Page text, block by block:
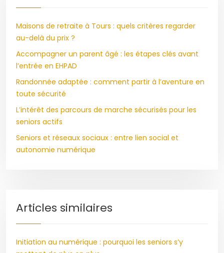
Maisons de retraite à Tours : quels critères regarder
au-delà du prix ?
Accompagner un parent âgé : les étapes clés avant
l’entrée en EHPAD
Randonnée adaptée : comment partir à l’aventure en
toute sécurité
L’intérêt des parcours de marche sécurisés pour les
seniors actifs
Seniors et réseaux sociaux : entre lien social et
autonomie numérique
Articles similaires
Initiation au numérique : pourquoi les seniors s’y